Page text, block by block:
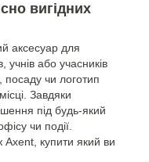
вигідних
аксесуар для
учнів або учасників
посаду чи логотип
Завдяки
під будь-який
чи події.
Axent, купити який ви